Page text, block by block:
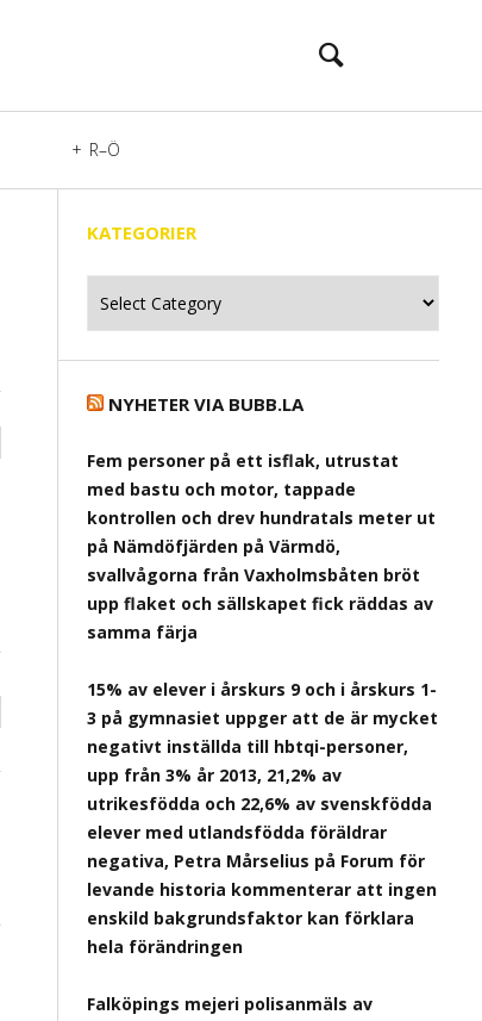
R–Ö
KATEGORIER
NYHETER VIA BUBB.LA
Fem personer på ett isflak, utrustat
med bastu och motor, tappade
kontrollen och drev hundratals meter ut
på Nämdöfjärden på Värmdö,
svallvågorna från Vaxholmsbåten bröt
upp flaket och sällskapet fick räddas av
samma färja
15% av elever i årskurs 9 och i årskurs 1-
3 på gymnasiet uppger att de är mycket
negativt inställda till hbtqi-personer,
upp från 3% år 2013, 21,2% av
utrikesfödda och 22,6% av svenskfödda
elever med utlandsfödda föräldrar
negativa, Petra Mårselius på Forum för
levande historia kommenterar att ingen
enskild bakgrundsfaktor kan förklara
hela förändringen
Falköpings mejeri polisanmäls av